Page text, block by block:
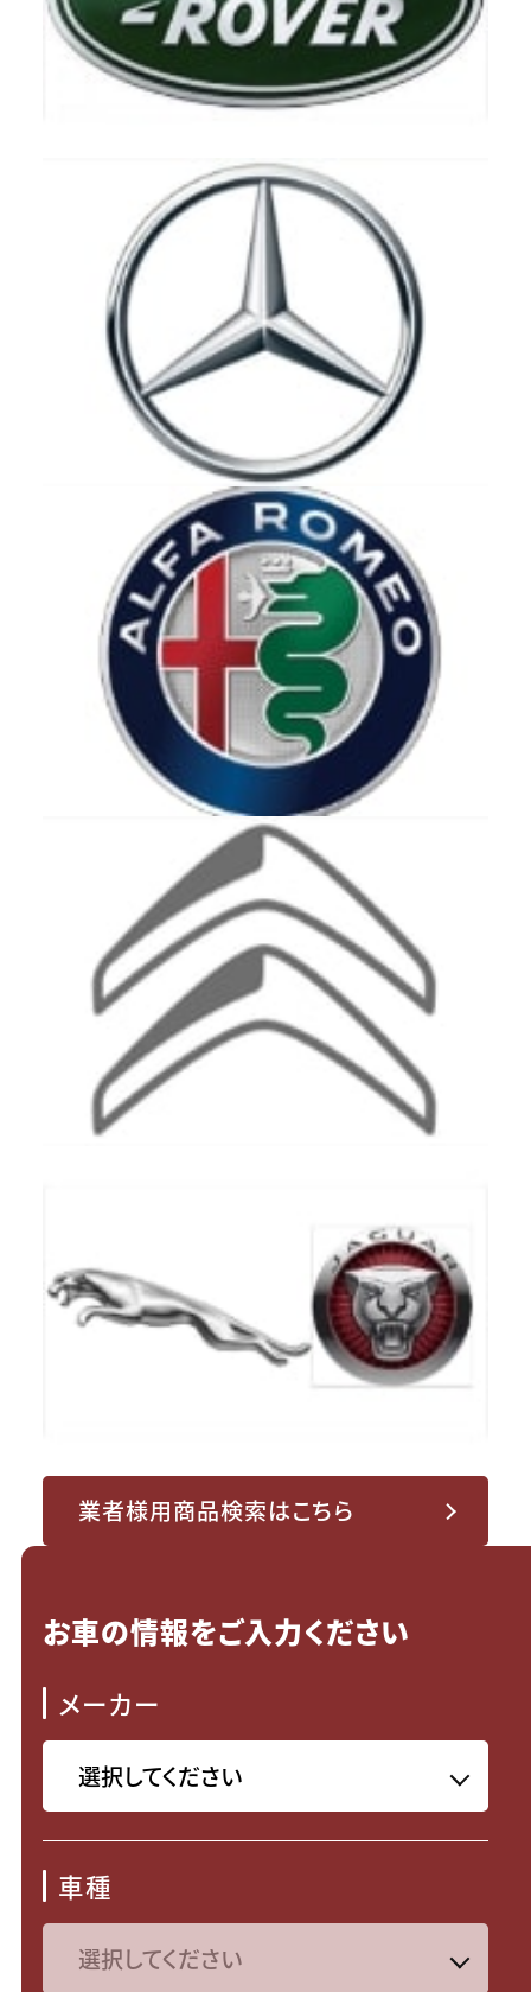
業者様用商品検索はこちら
お車の情報をご入力ください
メーカー
車種